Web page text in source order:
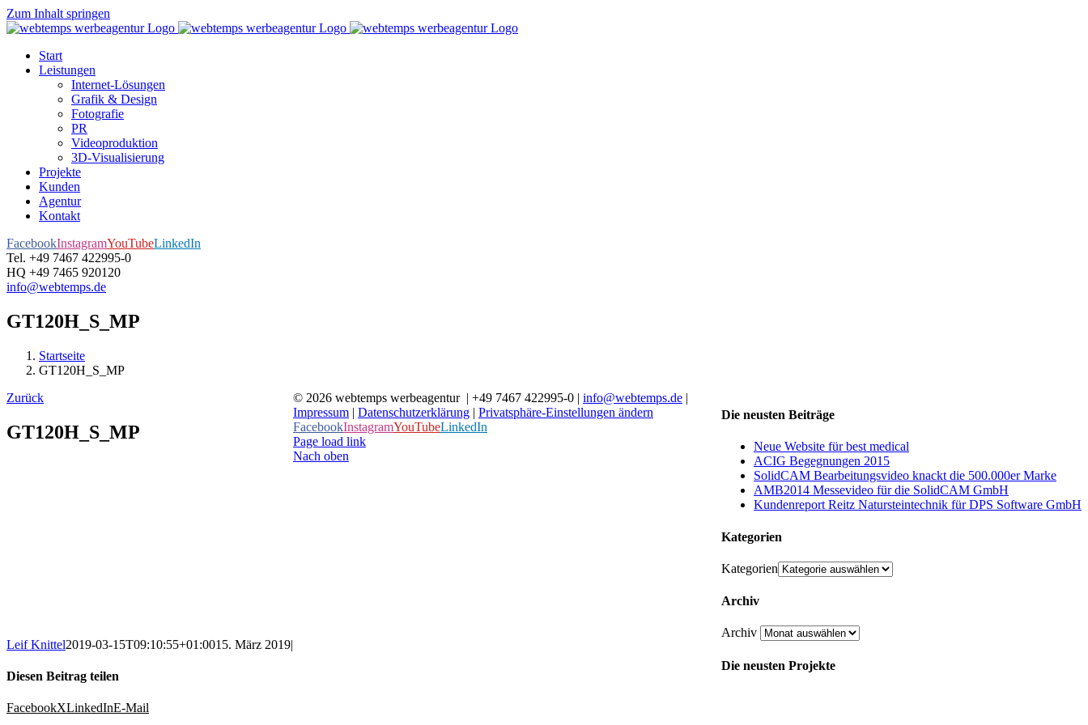
Zum Inhalt springen
Start
Leistungen
Internet-Lösungen
Grafik & Design
Fotografie
PR
Videoproduktion
3D-Visualisierung
Projekte
Kunden
Agentur
Kontakt
FacebookInstagramYouTubeLinkedIn
Tel. +49 7467 422995-0
HQ +49 7465 920120
info@webtemps.de
GT120H_S_MP
Startseite
GT120H_S_MP
Zurück
GT120H_S_MP
Leif Knittel2019-03-15T09:10:55+01:0015. März 2019|
Diesen Beitrag teilen
FacebookXLinkedInE-Mail
Die neusten Beiträge
Neue Website für best medical
ACIG Begegnungen 2015
SolidCAM Bearbeitungsvideo knackt die 500.000er Marke
AMB2014 Messevideo für die SolidCAM GmbH
Kundenreport Reitz Natursteintechnik für DPS Software GmbH
Kategorien
Kategorien
Archiv
Archiv
Die neusten Projekte
© 2026 webtemps werbeagentur | +49 7467 422995-0 | info@webtemps.de |
Impressum | Datenschutzerklärung | Privatsphäre-Einstellungen ändern
FacebookInstagramYouTubeLinkedIn
Page load link
Nach oben